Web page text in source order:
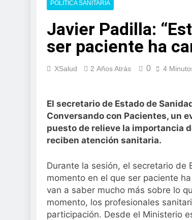
3 Días Atrás
ISDIN
Minions
La
libre
2
El
La
2
2
POLÍTICA SANITARIA
Javier Padilla:
ser paciente ha
XSalud 2 Años Atrás 0 4
El secretario de Estado de
Conversando con Pacientes, un
puesto de relieve la importancia
reciben atención sanitaria.
Durante la sesión, el secretario de
momento en el que ser paciente
van a saber mucho más sobre lo
momento, los profesionales
participación. Desde el Ministerio